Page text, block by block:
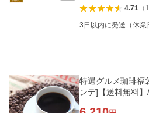
4.71（
3日以内に発送（休業
特選グルメ珈琲福
ンデ]【送料無料